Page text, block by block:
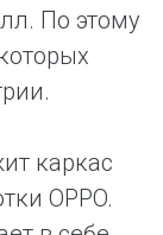
По этому
каркас
OPPO.